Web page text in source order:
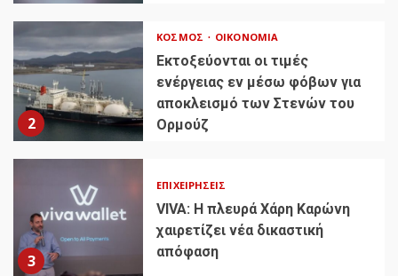
2
ΚΌΣΜΟΣ ΟΙΚΟΝΟΜΊΑ
Εκτοξεύονται οι τιμές
ενέργειας εν μέσω φόβων για
αποκλεισμό των Στενών του
Ορμούζ
3
ΕΠΙΧΕΙΡΉΣΕΙΣ
VIVA: Η πλευρά Χάρη Καρώνη
χαιρετίζει νέα δικαστική
απόφαση